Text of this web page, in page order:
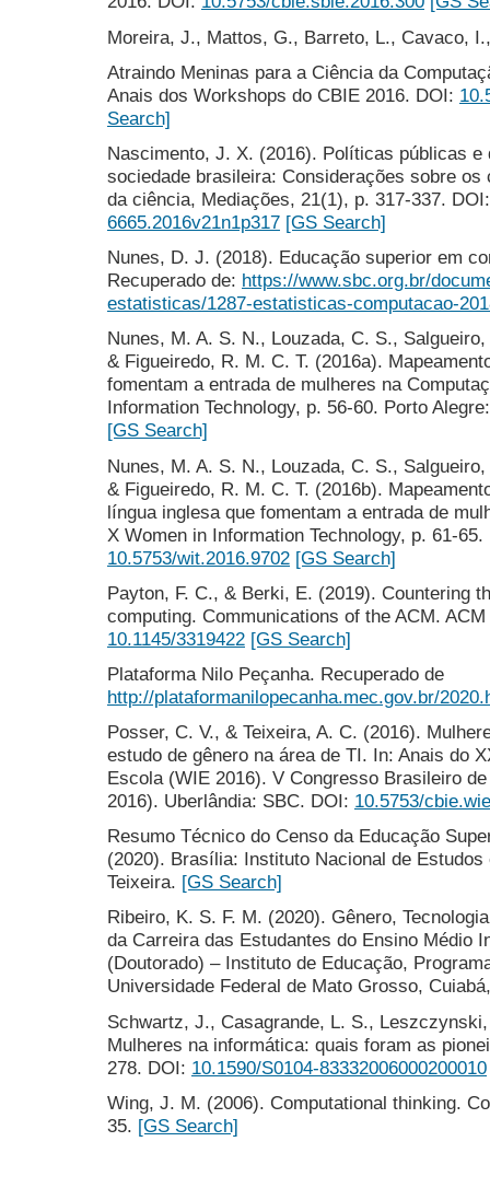
Moreira, J., Mattos, G., Barreto, L., Cavaco,
Atraindo Meninas para a Ciência da
Anais dos Workshops do CBIE 2016. DOI:
Search]
Nascimento, J. X. (2016). Políticas públicas e
sociedade brasileira: Considerações sobre
da ciência, Mediações, 21(1), p. 317-337.
6665.2016v21n1p317 [GS Search]
Nunes, D. J. (2018). Educação superior em
Recuperado de: https://www.sbc.org.br/
estatisticas/1287-estatisticas-computacao-
Nunes, M. A. S. N., Louzada, C. S.,
& Figueiredo, R. M. C. T. (2016a).
fomentam a entrada de mulheres na
Information Technology, p. 56-60. Porto
[GS Search]
Nunes, M. A. S. N., Louzada, C. S.,
& Figueiredo, R. M. C. T. (2016b).
língua inglesa que fomentam a entrada de
X Women in Information Technology, p. 61-
10.5753/wit.2016.9702 [GS Search]
Payton, F. C., & Berki, E. (2019). Countering
computing. Communications of the ACM.
10.1145/3319422 [GS Search]
Plataforma Nilo Peçanha. Recuperado de
http://plataformanilopecanha.mec.gov.br/
Posser, C. V., & Teixeira, A. C. (2016).
estudo de gênero na área de TI. In: Anais do
Escola (WIE 2016). V Congresso Brasileiro
2016). Uberlândia: SBC. DOI: 10.5753/
Resumo Técnico do Censo da Educação
(2020). Brasília: Instituto Nacional de
Teixeira. [GS Search]
Ribeiro, K. S. F. M. (2020). Gênero,
da Carreira das Estudantes do Ensino Médio
(Doutorado) – Instituto de Educação,
Universidade Federal de Mato Grosso,
Schwartz, J., Casagrande, L. S.,
Mulheres na informática: quais foram as
278. DOI: 10.1590/S0104-83332006000200010
Wing, J. M. (2006). Computational thinking.
35. [GS Search]